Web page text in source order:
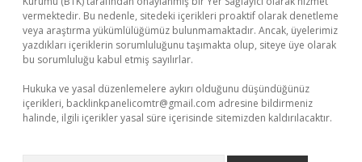
vermektedir. Bu nedenle, sitedeki içerikleri proaktif olarak denetleme
veya araştırma yükümlülüğümüz bulunmamaktadır. Ancak, üyelerimiz
yazdıkları içeriklerin sorumluluğunu taşımakta olup, siteye üye olarak
bu sorumluluğu kabul etmiş sayılırlar.
Hukuka ve yasal düzenlemelere aykırı olduğunu düşündüğünüz
içerikleri, backlinkpanelicomtr@gmail.com adresine bildirmeniz
halinde, ilgili içerikler yasal süre içerisinde sitemizden kaldırılacaktır.